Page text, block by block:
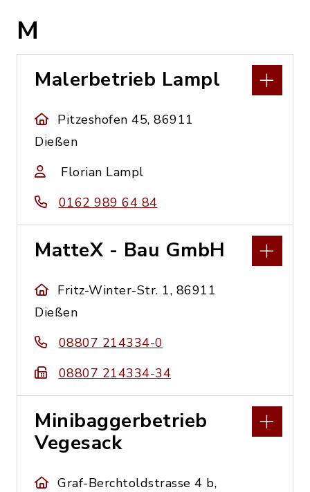
M
Malerbetrieb Lampl
Pitzeshofen 45, 86911
Dießen
Florian Lampl
0162 989 64 84
MatteX - Bau GmbH
Fritz-Winter-Str. 1, 86911
Dießen
08807 214334-0
08807 214334-34
Minibaggerbetrieb
Vegesack
Graf-Berchtoldstrasse 4 b,